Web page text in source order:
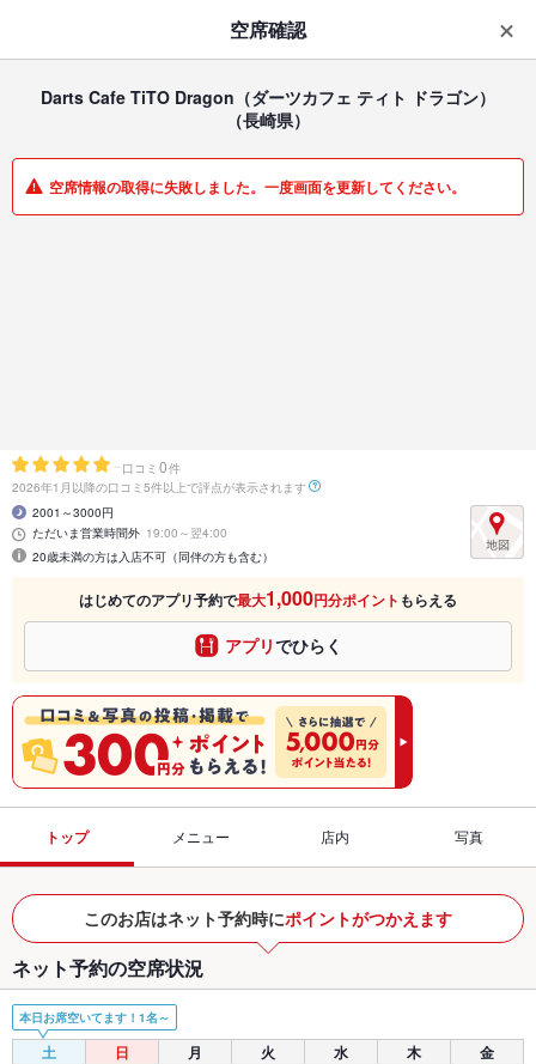
はじめてのアプリ予約で最大1,000円分ポイントもらえる
ダウンロード アプリで開く
- 口コミ 0件
2026年1月以降の口コミ5件以上で評点が表示されます
2001～3000円
ただいま営業時間外 19:00～翌4:00
20歳未満の方は入店不可（同伴の方も含む）
はじめてのアプリ予約で最大1,000円分ポイント もらえる
アプリでひらく
トップ メニュー 店内 写真
このお店はネット予約時にポイントがつかえます
ネット予約の空席状況
本日お席空いてます！1名～
土 日 月 火 水 木 金
空席確認
Darts Cafe TiTO Dragon（ダーツカフェ ティト ドラゴン）
（長崎県）
空席情報の取得に失敗しました。一度画面を更新してください。